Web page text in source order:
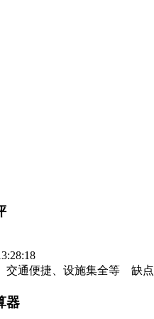
交通便捷、设施集全等 缺
器